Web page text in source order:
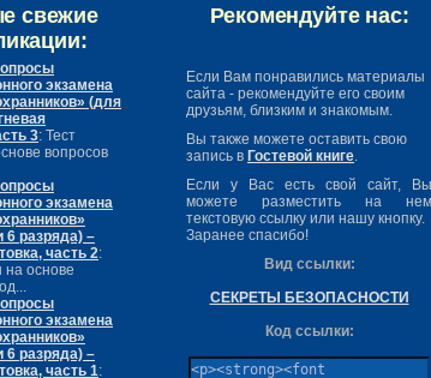
свежие
экзамена
(для
3: Тест
вопросов
экзамена
6 разряда) –
часть 2:
на основе
экзамена
6 разряда) –
часть 1:
Рекомендуйте нас:
Если Вам понравились материалы
сайта - рекомендуйте его своим
друзьям, близким и знакомым.
Вы также можете оставить свою
запись в Гостевой книге.
Если у Вас есть свой сайт, Вы
можете разместить на нем
текстовую ссылку или нашу кнопку.
Заранее спасибо!
Вид ссылки:
СЕКРЕТЫ БЕЗОПАСНОСТИ
Код ссылки: